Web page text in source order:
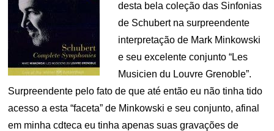
desta bela coleção das Sinfonias
de Schubert na surpreendente
interpretação de Mark Minkowski
e seu excelente conjunto “Les
Musicien du Louvre Grenoble”.
Surpreendente pelo fato de que até então eu não tinha tido
acesso a esta “faceta” de Minkowski e seu conjunto, afinal
em minha cdteca eu tinha apenas suas gravações de